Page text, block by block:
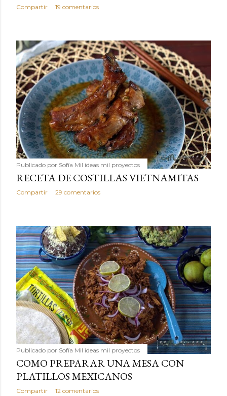
Compartir 19 comentarios
Publicado por Sofía Mil ideas mil proyectos
RECETA DE COSTILLAS VIETNAMITAS
Compartir 29 comentarios
Publicado por Sofía Mil ideas mil proyectos
COMO PREPARAR UNA MESA CON
PLATILLOS MEXICANOS
Compartir 12 comentarios